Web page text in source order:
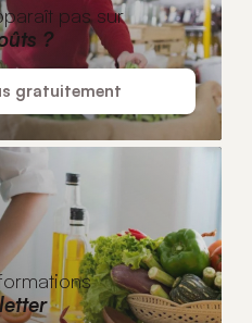
pas sur
?
gratuitement